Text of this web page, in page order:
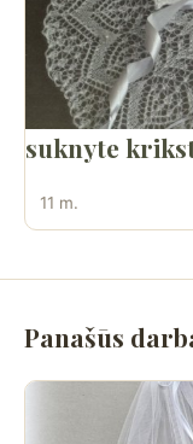
suknyte
11 m.
Panašūs